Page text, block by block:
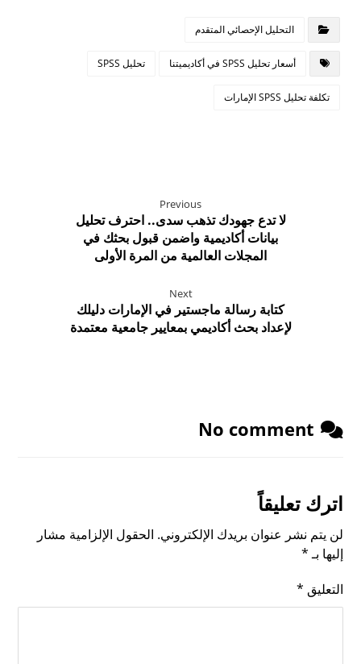
التحليل الإحصائي المتقدم
أسعار تحليل SPSS في أكاديميتنا تحليل SPSS
تكلفة تحليل SPSS الإمارات
Previous
لا تدع جهودك تذهب سدى.. احترف تحليل
بيانات أكاديمية واضمن قبول بحثك في
المجلات العالمية من المرة الأولى
Next
كتابة رسالة ماجستير في الإمارات دليلك
لإعداد بحث أكاديمي بمعايير جامعية معتمدة
No comment
اترك تعليقاً
لن يتم نشر عنوان بريدك الإلكتروني. الحقول الإلزامية مشار
إليها بـ*
التعليق *